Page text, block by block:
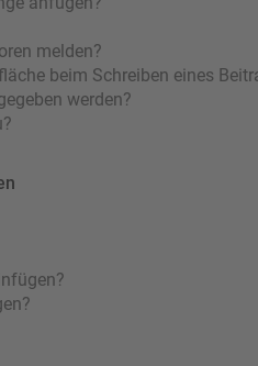
melden?
beim Schreiben eines
werden?